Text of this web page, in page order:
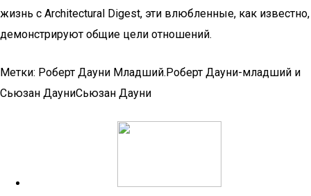
жизнь с Architectural Digest, эти влюбленные, как известно,
демонстрируют общие цели отношений.
Метки: Роберт Дауни Младший.Роберт Дауни-младший и
Сьюзан ДауниСьюзан Дауни